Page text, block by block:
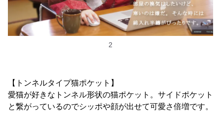
2
【トンネルタイプ猫ポケット】
愛猫が好きなトンネル形状の猫ポケット。サイドポケット
と繋がっているのでシッポや顔が出せて可愛さ倍増です。